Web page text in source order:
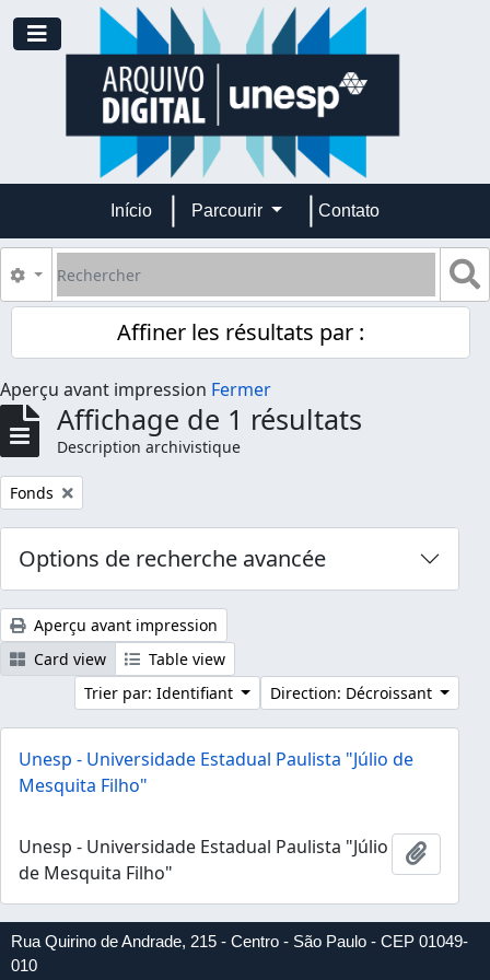
Skip to main content
Toggle navigation
Início Parcourir Contato
Rechercher
Search options
Affiner les résultats par :
Aperçu avant impression Fermer
Affichage de 1 résultats
Description archivistique
Remove filter:
Fonds
Options de recherche avancée
Aperçu avant impression
Card view
Table view
Trier par: Identifiant
Direction: Décroissant
Unesp - Universidade Estadual Paulista "Júlio de
Mesquita Filho"
Unesp - Universidade Estadual Paulista "Júlio
de Mesquita Filho"
Ajouter
Rua Quirino de Andrade, 215 - Centro - São Paulo - CEP 01049-
010